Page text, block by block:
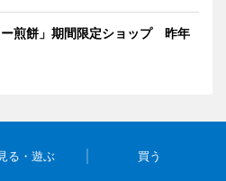
煎餅」期間限定ショップ 昨年
る・遊ぶ 買う